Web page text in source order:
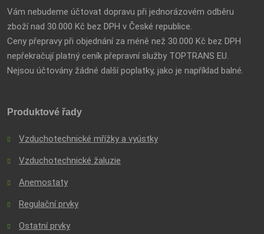
Vám nebudeme účtovat dopravu při jednorázovém odběru
zboží nad 30.000 Kč bez DPH v České republice.
Ceny přepravy při objednání za méně než 30.000 Kč bez DPH
nepřekračují platný ceník přepravní služby TOPTRANS EU.
Nejsou účtovány žádné další poplatky, jako je například balné.
Produktové řady
Vzduchotechnické mřížky a vyústky
Vzduchotechnické žaluzie
Anemostaty
Regulační prvky
Ostatní prvky